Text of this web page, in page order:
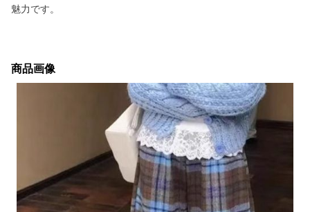
魅力です。
商品画像